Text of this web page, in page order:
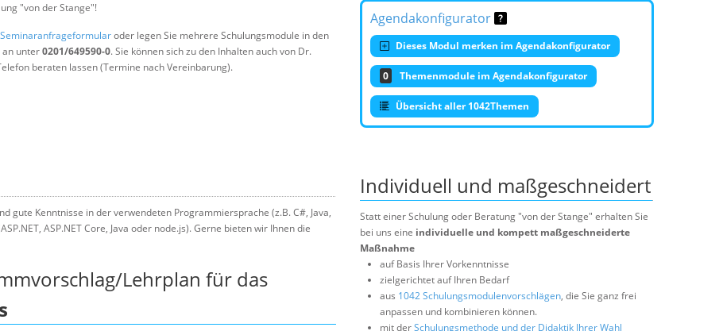
"von der Stange"!
Seminaranfrageformularoder legen Sie mehrere Schulungsmodule in den
an unter0201/649590-0. Sie können sich zu den Inhalten auch von Dr.
beraten lassen (Termine nach Vereinbarung).
Agendakonfigurator
Dieses Modul merken im Agendakonfigurator
0 Themenmodule im Agendakonfigurator
Übersicht aller 1042Themen
gute Kenntnisse in der verwendeten Programmiersprache (z.B. C#, Java,
ASP.NET Core, Java oder node.js). Gerne bieten wir Ihnen die
Lehrplan für das
Individuell und maßgeschneidert
Statt einer Schulung oder Beratung "von der Stange" erhalten Sie
bei uns eine individuelle und kompett maßgeschneiderte
Maßnahme
auf Basis Ihrer Vorkenntnisse
zielgerichtet auf Ihren Bedarf
aus 1042 Schulungsmodulenvorschlägen, die Sie ganz frei
anpassen und kombinieren können.
mit derSchulungsmethode und der Didaktik Ihrer Wahl